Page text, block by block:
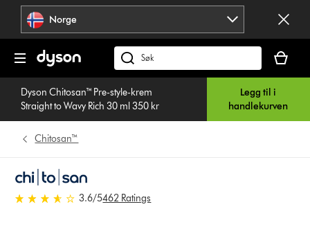
Hopp
navigering
Norge
Søk
på
dyson.no
din
er
tom
Dyson Chitosan™ Pre-style-krem
Straight to Wavy Rich 30 ml 350 kr
Legg til i
handlekurven
Chitosan™
3.6 stjerner av 5 fra 462 Ratings
3.6/5462 Ratings